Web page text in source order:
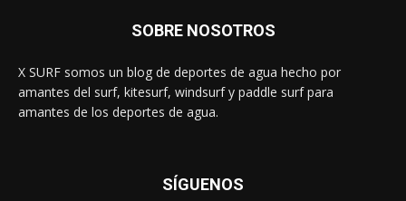
SOBRE NOSOTROS
X SURF somos un blog de deportes de agua hecho por
amantes del surf, kitesurf, windsurf y paddle surf para
amantes de los deportes de agua.
SÍGUENOS